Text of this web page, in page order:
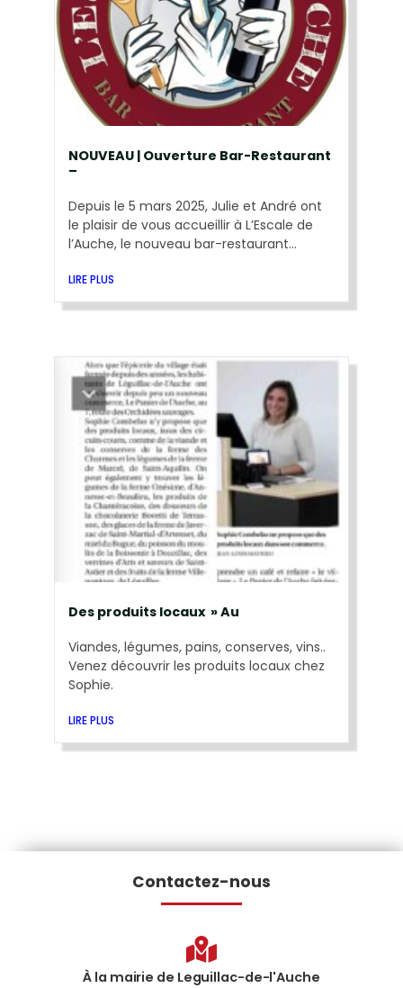
NOUVEAU | Ouverture Bar-Restaurant
–
Depuis le 5 mars 2025, Julie et André ont
le plaisir de vous accueillir à L’Escale de
l’Auche, le nouveau bar-restaurant...
LIRE PLUS
Des produits locaux » Au
Viandes, légumes, pains, conserves, vins..
Venez découvrir les produits locaux chez
Sophie.
LIRE PLUS
Contactez-nous
À la mairie de Leguillac-de-l'Auche